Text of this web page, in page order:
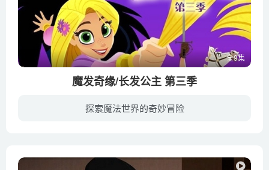
全9集
魔发奇缘/长发公主 第三季
探索魔法世界的奇妙冒险